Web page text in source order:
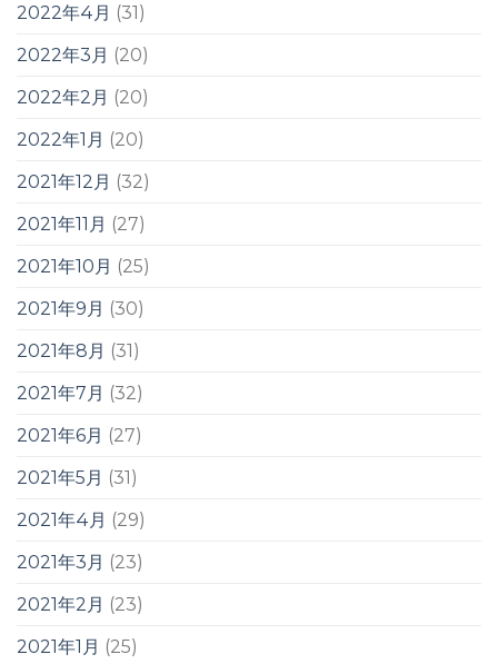
2022年4月 (31)
2022年3月 (20)
2022年2月 (20)
2022年1月 (20)
2021年12月 (32)
2021年11月 (27)
2021年10月 (25)
2021年9月 (30)
2021年8月 (31)
2021年7月 (32)
2021年6月 (27)
2021年5月 (31)
2021年4月 (29)
2021年3月 (23)
2021年2月 (23)
2021年1月 (25)